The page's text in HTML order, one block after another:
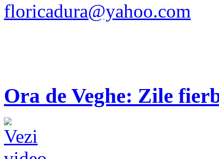
floricadura@yahoo.com
Ora de Veghe: Zile